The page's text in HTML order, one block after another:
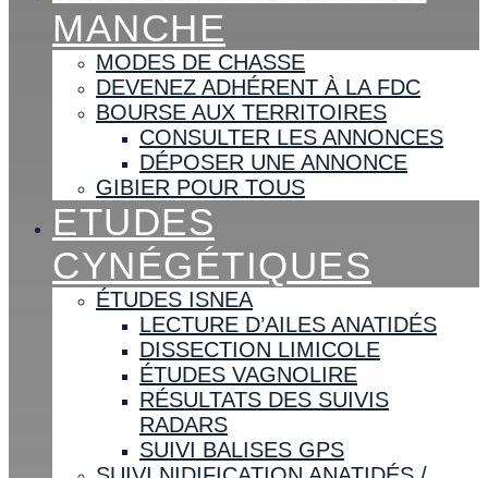
MANCHE
MODES DE CHASSE
DEVENEZ ADHÉRENT À LA FDC
BOURSE AUX TERRITOIRES
CONSULTER LES ANNONCES
DÉPOSER UNE ANNONCE
GIBIER POUR TOUS
ETUDES
CYNÉGÉTIQUES
ÉTUDES ISNEA
LECTURE D’AILES ANATIDÉS
DISSECTION LIMICOLE
ÉTUDES VAGNOLIRE
RÉSULTATS DES SUIVIS
RADARS
SUIVI BALISES GPS